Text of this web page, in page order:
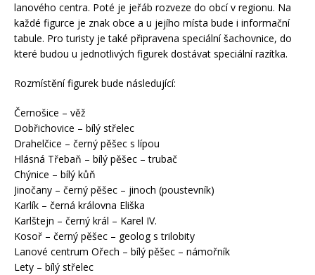
lanového centra. Poté je jeřáb rozveze do obcí v regionu. Na
každé figurce je znak obce a u jejího místa bude i informační
tabule. Pro turisty je také připravena speciální šachovnice, do
které budou u jednotlivých figurek dostávat speciální razítka.
Rozmístění figurek bude následující:
Černošice – věž
Dobřichovice – bílý střelec
Drahelčice – černý pěšec s lípou
Hlásná Třebaň – bílý pěšec – trubač
Chýnice – bílý kůň
Jinočany – černý pěšec – jinoch (poustevník)
Karlík – černá královna Eliška
Karlštejn – černý král – Karel IV.
Kosoř – černý pěšec – geolog s trilobity
Lanové centrum Ořech – bílý pěšec – námořník
Lety – bílý střelec